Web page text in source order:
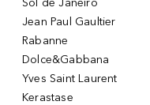
Sol de Janeiro
Jean Paul Gaultier
Rabanne
Dolce&Gabbana
Yves Saint Laurent
Kerastase